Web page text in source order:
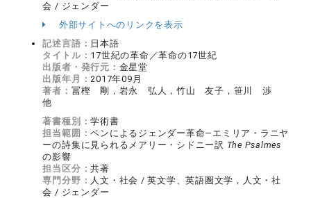
会 / ジェンダー
外部サイトへのリンクを表示
記述言語： 日本語
タイトル： 17世紀の革命／革命の17世紀
出版者・発行元： 金星堂
出版年月：2017年09月
著者： 冨樫 剛，岩永 弘人，竹山 友子，笹川 渉
他
著書種別：学術書
担当範囲：ペンによるジェンダー革命―エミリア・ラニヤ
ーの詩集に見られるメアリー・シドニー訳 The Psalmes
の影響
担当区分：共著
専門分野： 人文・社会 / 英文学、英語圏文学，人文・社
会 / ジェンダー